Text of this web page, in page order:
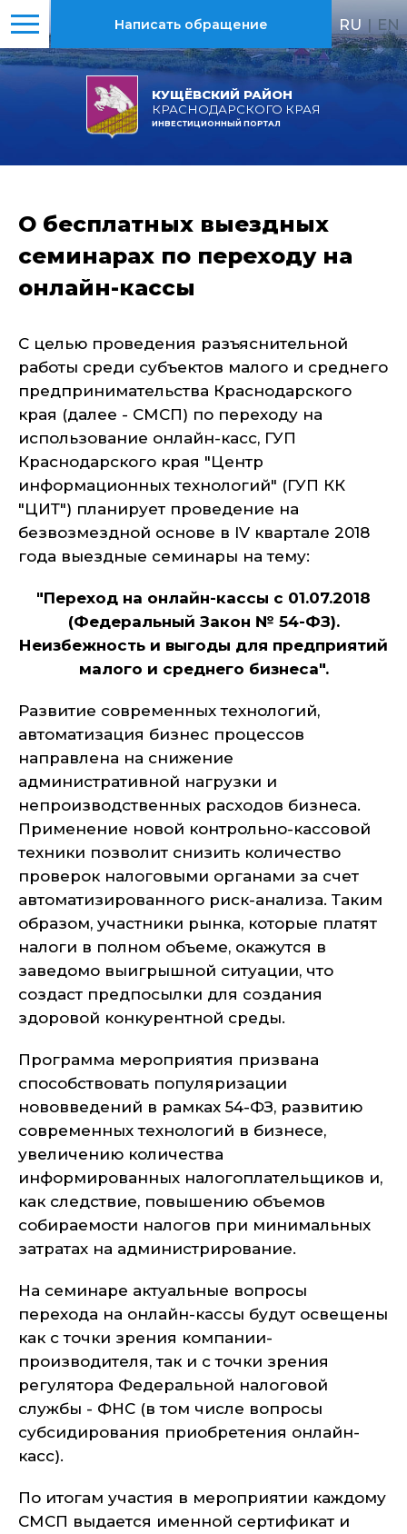
КУЩЁВСКИЙ РАЙОН
КРАСНОДАРСКОГО КРАЯ
ИНВЕСТИЦИОННЫЙ ПОРТАЛ
Написать обращение RU | EN
О бесплатных выездных
семинарах по переходу на
онлайн-кассы
С целью проведения разъяснительной
работы среди субъектов малого и среднего
предпринимательства Краснодарского
края (далее - СМСП) по переходу на
использование онлайн-касс, ГУП
Краснодарского края "Центр
информационных технологий" (ГУП КК
"ЦИТ") планирует проведение на
безвозмездной основе в IV квартале 2018
года выездные семинары на тему:
"Переход на онлайн-кассы с 01.07.2018
(Федеральный Закон № 54-ФЗ).
Неизбежность и выгоды для предприятий
малого и среднего бизнеса".
Развитие современных технологий,
автоматизация бизнес процессов
направлена на снижение
административной нагрузки и
непроизводственных расходов бизнеса.
Применение новой контрольно-кассовой
техники позволит снизить количество
проверок налоговыми органами за счет
автоматизированного риск-анализа. Таким
образом, участники рынка, которые платят
налоги в полном объеме, окажутся в
заведомо выигрышной ситуации, что
создаст предпосылки для создания
здоровой конкурентной среды.
Программа мероприятия призвана
способствовать популяризации
нововведений в рамках 54-ФЗ, развитию
современных технологий в бизнесе,
увеличению количества
информированных налогоплательщиков и,
как следствие, повышению объемов
собираемости налогов при минимальных
затратах на администрирование.
На семинаре актуальные вопросы
перехода на онлайн-кассы будут освещены
как с точки зрения компании-
производителя, так и с точки зрения
регулятора Федеральной налоговой
службы - ФНС (в том числе вопросы
субсидирования приобретения онлайн-
касс).
По итогам участия в мероприятии каждому
СМСП выдается именной сертификат и